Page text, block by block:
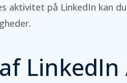
aktivitet på LinkedIn kan
LinkedIn